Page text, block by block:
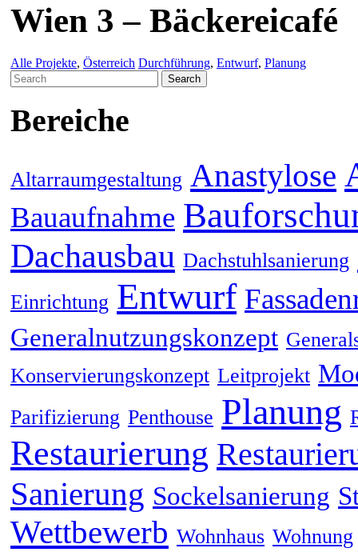
Wien 3 – Bäckereicafé
Alle Projekte, Österreich Durchführung, Entwurf, Planung
Search
for:
Bereiche
Altarraumgestaltung Anastylose
Bauaufnahme
Dachausbau Dachstuhlsanierung
Einrichtung Entwurf
Generalnutzungskonzept
Konservierungskonzept Leitprojekt
Parifizierung Penthouse Planung
Restaurierung
Sanierung Sockelsanierung
Wettbewerb Wohnhaus Wohnung